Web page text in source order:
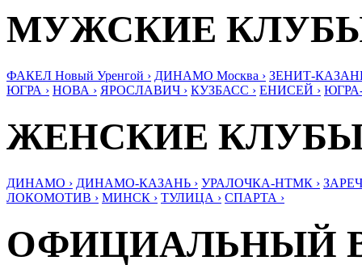
МУЖСКИЕ
ФАКЕЛ Новый Уренгой › ДИНАМО Москва › ЗЕНИТ-
ЮГРА › НОВА › ЯРОСЛАВИЧ › КУЗБАСС › ЕНИСЕЙ ›
ЖЕНСКИЕ
ДИНАМО › ДИНАМО-КАЗАНЬ › УРАЛОЧКА-НТМК ›
ЛОКОМОТИВ › МИНСК › ТУЛИЦА › СПАРТА ›
ОФИЦИАЛЬНЫЙ